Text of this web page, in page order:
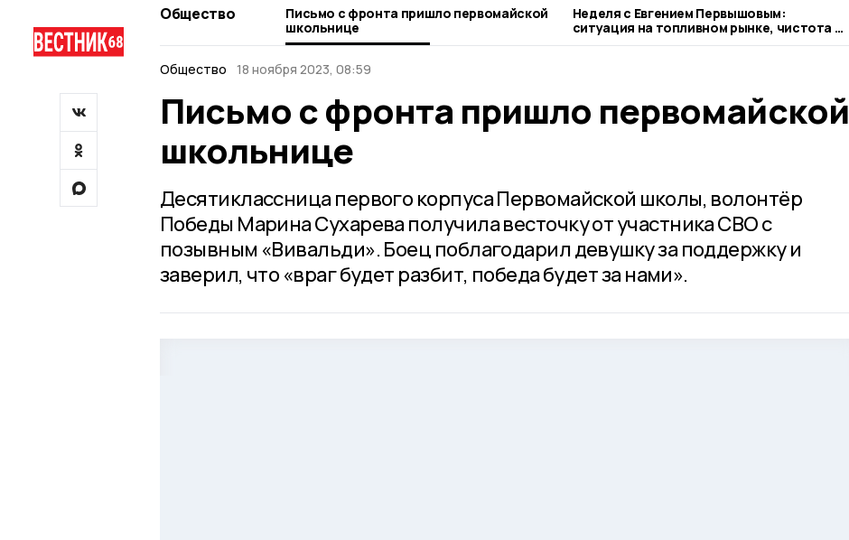
Общество
Письмо с фронта пришло первомайской
школьнице
Неделя с Евгением Первышовым:
ситуация на топливном рынке, чистота в
городе и приоритеты образования
Общество 18 ноября 2023, 08:59
Письмо с фронта пришло первомайской
школьнице
Десятиклассница первого корпуса Первомайской школы, волонтёр
Победы Марина Сухарева получила весточку от участника СВО с
позывным «Вивальди». Боец поблагодарил девушку за поддержку и
заверил, что «враг будет разбит, победа будет за нами».